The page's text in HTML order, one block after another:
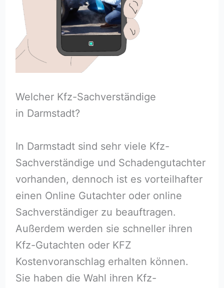
Welcher Kfz-Sachverständige
in Darmstadt?
In Darmstadt sind sehr viele Kfz-
Sachverständige und Schadengutachter
vorhanden, dennoch ist es vorteilhafter
einen Online Gutachter oder online
Sachverständiger zu beauftragen.
Außerdem werden sie schneller ihren
Kfz-Gutachten oder KFZ
Kostenvoranschlag erhalten können.
Sie haben die Wahl ihren Kfz-